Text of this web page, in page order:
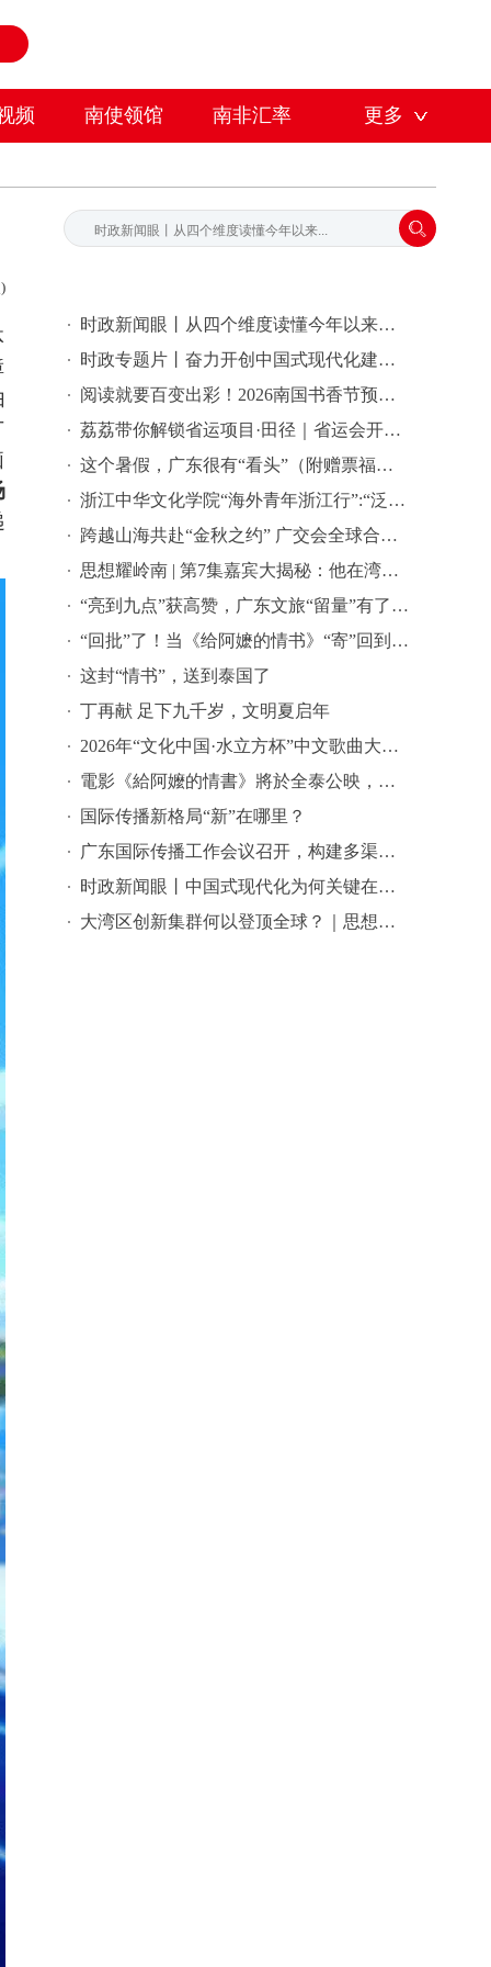
频 南使领馆 南非汇率 更多
时政新闻眼丨从四个维度读懂今年以来中国元首外交
时政专题片丨奋力开创中国式现代化建设新局面——习近平总书记今年以来治国理政纪实
阅读就要百变出彩！2026南国书香节预热先导片发布
荔荔带你解锁省运项目·田径｜省运会开幕式倒计时2天
这个暑假，广东很有“看头”（附赠票福利）
浙江中华文化学院“海外青年浙江行”:“泛舟富春江上-寻味中华文脉”中华文化研学之旅活动
跨越山海共赴“金秋之约” 广交会全球合作伙伴签约活动在穗举行
思想耀岭南 | 第7集嘉宾大揭秘：他在湾区批量孵化独角兽企业
“亮到九点”获高赞，广东文旅“留量”有了新密码 | 文旅友好看广东②
“回批”了！当《给阿嬷的情书》“寄”回到故事发生地泰国……
这封“情书”，送到泰国了
丁再献 足下九千岁，文明夏启年
2026年“文化中国·水立方杯”中文歌曲大赛总决赛落幕，选手精彩表现来啦→
電影《給阿嬤的情書》將於全泰公映，導演藍鴻春推薦潮汕美景美食
国际传播新格局“新”在哪里？
广东国际传播工作会议召开，构建多渠道立体式对外传播格局引热议
时政新闻眼丨中国式现代化为何关键在科技现代化？总书记作出战略指引
大湾区创新集群何以登顶全球？｜思想耀岭南